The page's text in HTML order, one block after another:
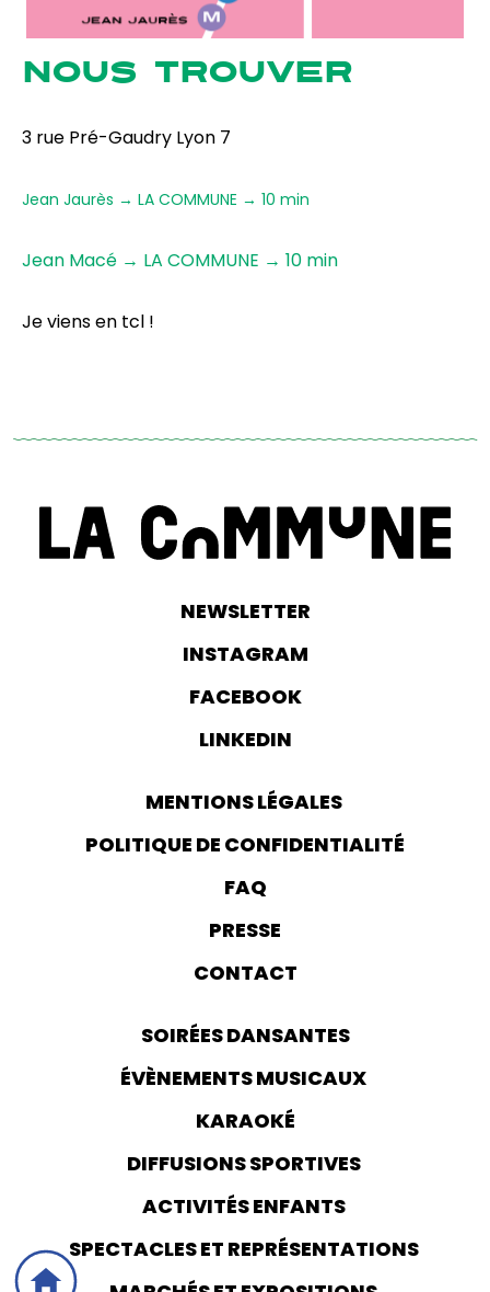
NOUS TROUVER
3 rue Pré-Gaudry Lyon 7
Jean Jaurès → LA COMMUNE → 10 min
Jean Macé → LA COMMUNE → 10 min
Je viens en tcl !
NEWSLETTER
INSTAGRAM
FACEBOOK
LINKEDIN
MENTIONS LÉGALES
POLITIQUE DE CONFIDENTIALITÉ
FAQ
PRESSE
CONTACT
SOIRÉES DANSANTES
ÉVÈNEMENTS MUSICAUX
KARAOKÉ
DIFFUSIONS SPORTIVES
ACTIVITÉS ENFANTS
SPECTACLES ET REPRÉSENTATIONS